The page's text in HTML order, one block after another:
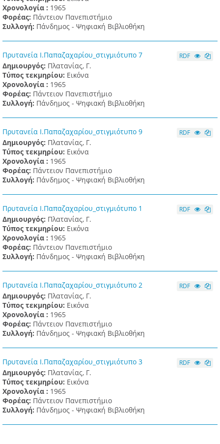
Χρονολογία : 1965
Φορέας: Πάντειον Πανεπιστήμιο
Συλλογή: Πάνδημος - Ψηφιακή Βιβλιοθήκη
Πρυτανεία Ι.Παπαζαχαρίου_στιγμιότυπο 7
Δημιουργός: Πλατανίας, Γ.
Τύπος τεκμηρίου: Εικόνα
Χρονολογία : 1965
Φορέας: Πάντειον Πανεπιστήμιο
Συλλογή: Πάνδημος - Ψηφιακή Βιβλιοθήκη
RDF
Πρυτανεία Ι.Παπαζαχαρίου_στιγμιότυπο 9
Δημιουργός: Πλατανίας, Γ.
Τύπος τεκμηρίου: Εικόνα
Χρονολογία : 1965
Φορέας: Πάντειον Πανεπιστήμιο
Συλλογή: Πάνδημος - Ψηφιακή Βιβλιοθήκη
RDF
Πρυτανεία Ι.Παπαζαχαρίου_στιγμιότυπο 1
Δημιουργός: Πλατανίας, Γ.
Τύπος τεκμηρίου: Εικόνα
Χρονολογία : 1965
Φορέας: Πάντειον Πανεπιστήμιο
Συλλογή: Πάνδημος - Ψηφιακή Βιβλιοθήκη
RDF
Πρυτανεία Ι.Παπαζαχαρίου_στιγμιότυπο 2
Δημιουργός: Πλατανίας, Γ.
Τύπος τεκμηρίου: Εικόνα
Χρονολογία : 1965
Φορέας: Πάντειον Πανεπιστήμιο
Συλλογή: Πάνδημος - Ψηφιακή Βιβλιοθήκη
RDF
Πρυτανεία Ι.Παπαζαχαρίου_στιγμιότυπο 3
Δημιουργός: Πλατανίας, Γ.
Τύπος τεκμηρίου: Εικόνα
Χρονολογία : 1965
Φορέας: Πάντειον Πανεπιστήμιο
Συλλογή: Πάνδημος - Ψηφιακή Βιβλιοθήκη
RDF